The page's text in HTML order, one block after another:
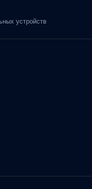
устройств